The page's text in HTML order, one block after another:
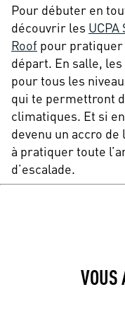
Pour débuter en
découvrir les
Roof pour pratiquer
départ. En salle,
pour tous les
qui te permettront
climatiques. Et si
devenu un accro
à pratiquer toute
d’escalade.
VOUS